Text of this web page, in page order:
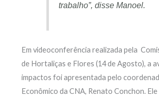
trabalho”, disse Manoel.
Em videoconferência realizada pela
de Hortaliças e Flores (14 de Agosto), a
impactos foi apresentada pelo
Econômico da CNA, Renato Conchon.